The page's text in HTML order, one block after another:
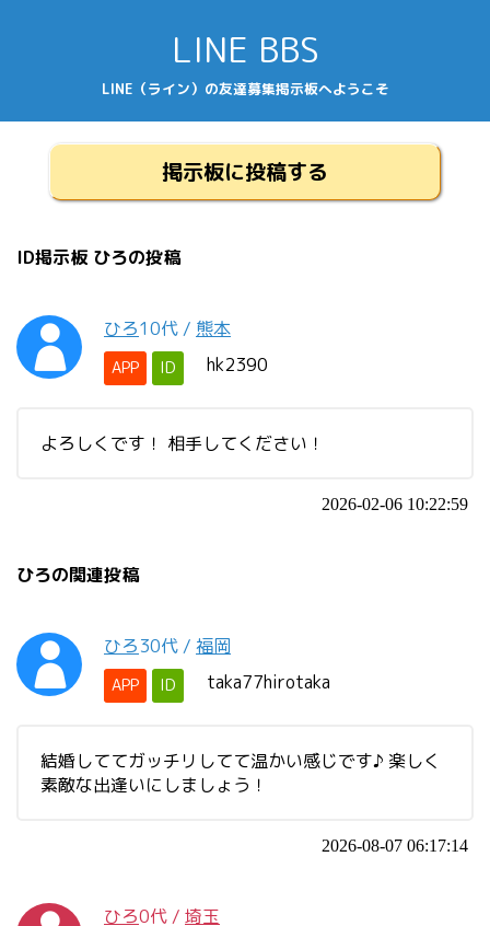
LINE BBS
LINE（ライン）の友達募集掲示板へようこそ
掲示板に投稿する
ID掲示板 ひろの投稿
ひろ10代 / 熊本
APP ID hk2390
よろしくです！ 相手してください！
2026-02-06 10:22:59
ひろの関連投稿
ひろ30代 / 福岡
APP ID taka77hirotaka
結婚しててガッチリしてて温かい感じです♪ 楽しく
素敵な出逢いにしましょう！
2026-08-07 06:17:14
ひろ0代 / 埼玉